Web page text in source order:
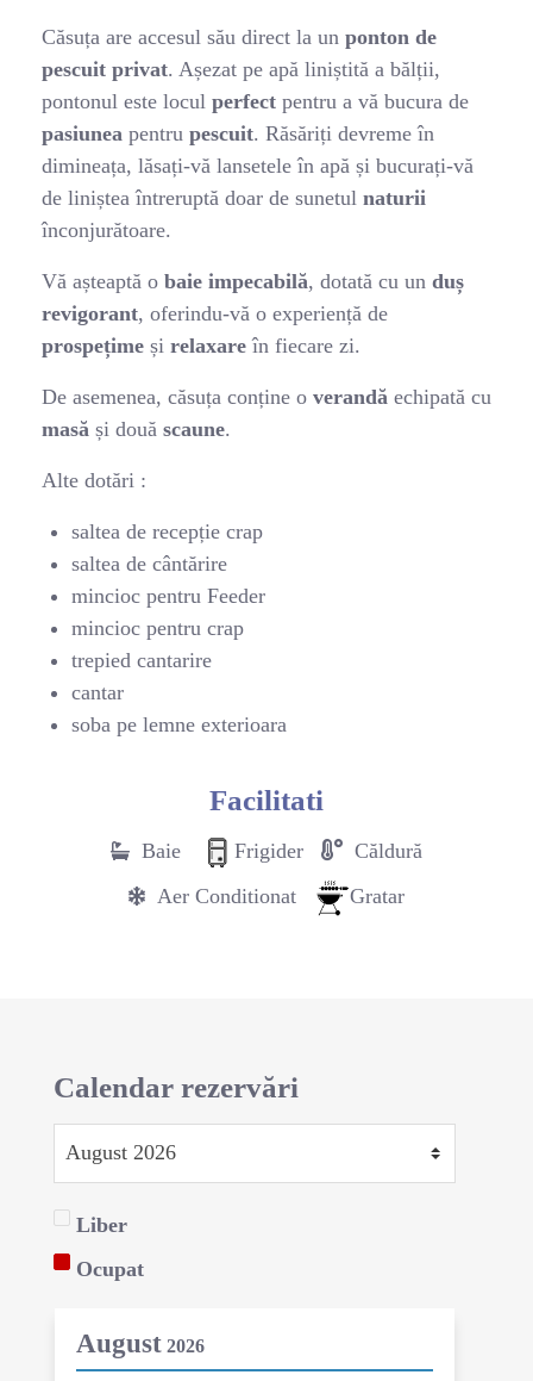
Căsuța are accesul său direct la un ponton de
pescuit privat. Așezat pe apă liniștită a bălții,
pontonul este locul perfect pentru a vă bucura de
pasiunea pentru pescuit. Răsăriți devreme în
dimineața, lăsați-vă lansetele în apă și bucurați-vă
de liniștea întreruptă doar de sunetul naturii
înconjurătoare.
Vă așteaptă o baie impecabilă, dotată cu un duș
revigorant, oferindu-vă o experiență de
prospețime și relaxare în fiecare zi.
De asemenea, căsuța conține o verandă echipată cu
masă și două scaune.
Alte dotări :
saltea de recepție crap
saltea de cântărire
mincioc pentru Feeder
mincioc pentru crap
trepied cantarire
cantar
soba pe lemne exterioara
Facilitati
Baie Frigider
Căldură
Aer Conditionat
Gratar
Calendar rezervări
Liber
Ocupat
August 2026